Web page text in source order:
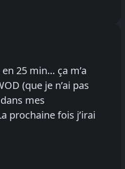
25 min… ça m’a
(que je n’ai pas
mes
prochaine fois j’irai